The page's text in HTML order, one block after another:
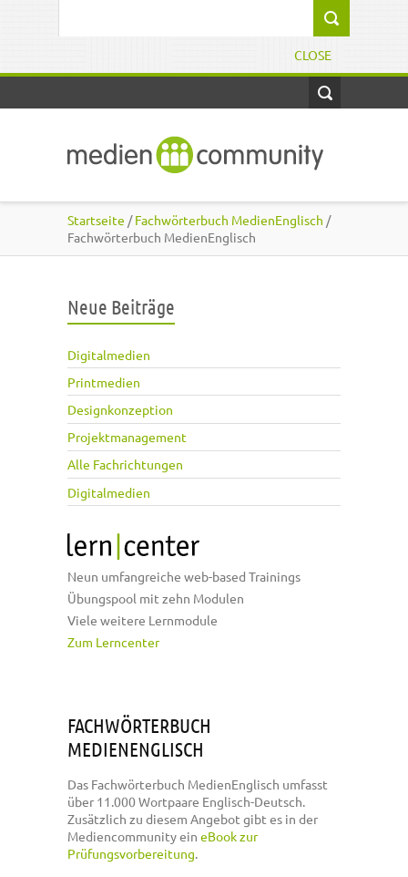
CLOSE
Startseite /Fachwörterbuch MedienEnglisch /
Fachwörterbuch MedienEnglisch
Neue Beiträge
Digitalmedien
Printmedien
Designkonzeption
Projektmanagement
Alle Fachrichtungen
Digitalmedien
Neun umfangreiche web-based Trainings
Übungspool mit zehn Modulen
Viele weitere Lernmodule
Zum Lerncenter
FACHWÖRTERBUCH
MEDIENENGLISCH
Das Fachwörterbuch MedienEnglisch umfasst
über 11.000 Wortpaare Englisch-Deutsch.
Zusätzlich zu diesem Angebot gibt es in der
Mediencommunity ein eBook zur
Prüfungsvorbereitung.